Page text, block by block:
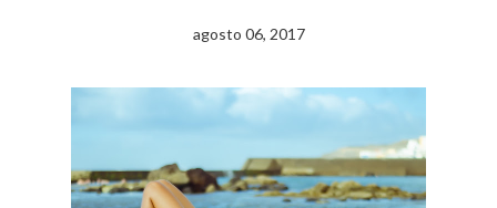
agosto 06, 2017